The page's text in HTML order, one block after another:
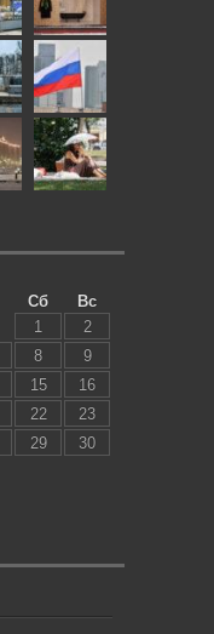
Сб
Вс
1
2
8
9
15
16
22
23
29
30